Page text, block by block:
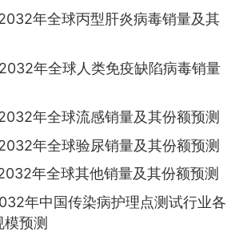
年全球丙型肝炎病毒销量及其
年全球人类免疫缺陷病毒销量
年全球流感销量及其份额预测
年全球验尿销量及其份额预测
年全球其他销量及其份额预测
年中国传染病护理点测试行业各
预测